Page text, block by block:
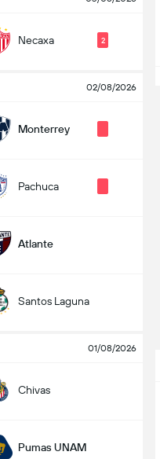
Necaxa 2
02/08/2026
Monterrey
Pachuca
Atlante
Santos Laguna
01/08/2026
Chivas
Pumas UNAM